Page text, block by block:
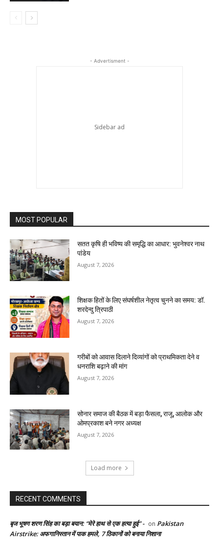
- Advertisment -
MOST POPULAR
सतत कृषि ही भविष्य की समृद्धि का आधार: भुवनेश्वर नाथ
पांडेय
August 7, 2026
शिक्षक हितों के लिए संघर्षशील नेतृत्व चुनने का समय: डॉ.
शरदेन्दु त्रिपाठी
August 7, 2026
गरीबों को आवास दिलाने दिव्यांगों को प्राथमिकता देने व
धनराशि बढ़ाने की मांग
August 7, 2026
सोनार समाज की बैठक में बड़ा फैसला, राजू, आलोक और
ओमप्रकाश बने नगर अध्यक्ष
August 7, 2026
Load more
RECENT COMMENTS
बृज भूषण शरण सिंह का बड़ा बयान: “मेरे हाथ से एक हत्या हुई” - on Pakistan
Airstrike: अफगानिस्तान में पाक हमले, 7 ठिकानों को बनाया निशाना